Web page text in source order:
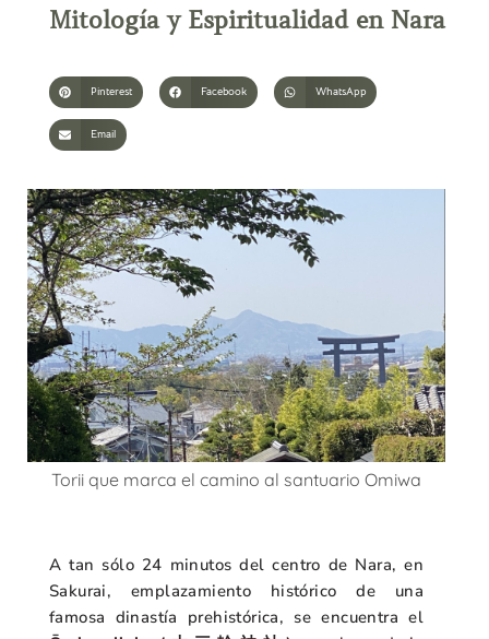
Mitología y Espiritualidad en Nara
Pinterest Facebook WhatsApp
Email
Torii que marca el camino al santuario Omiwa
A tan sólo 24 minutos del centro de Nara, en
Sakurai, emplazamiento histórico de una
famosa dinastía prehistórica, se encuentra el